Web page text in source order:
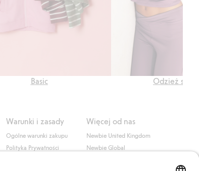
Basic Odzież
Warunki i zasady
Ogólne warunki zakupu
Polityka Prywatności
Więcej od nas
Newbie United Kingdom
Newbie Global